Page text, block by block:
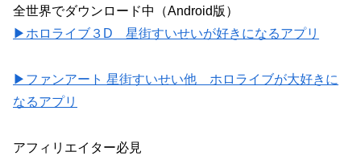
全世界でダウンロード中（Android版）
▶ホロライブ３D 星街すいせいが好きになるアプリ
▶ファンアート 星街すいせい他 ホロライブが大好きに
なるアプリ
アフィリエイター必見